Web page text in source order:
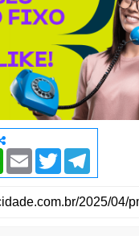
W
h
a
t
s
E
m
a
l
T
i
t
t
T
l
e
g